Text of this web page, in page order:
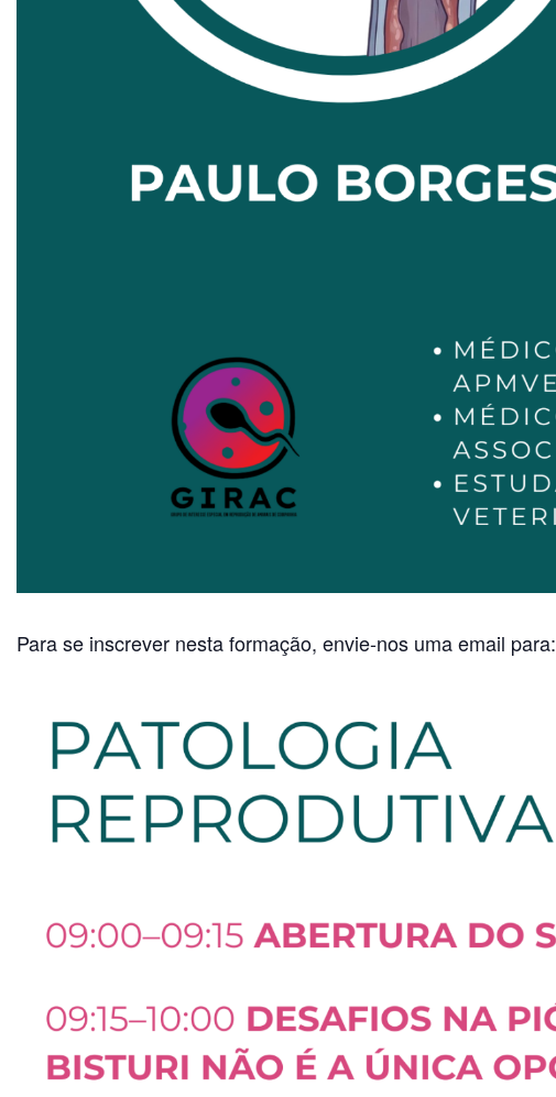
Para se inscrever nesta formação, envie-nos uma email para: